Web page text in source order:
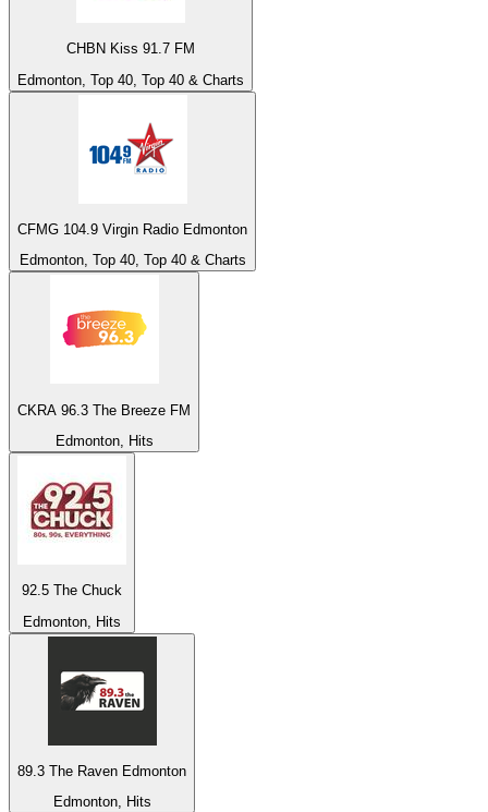
CHBN Kiss 91.7 FM
Edmonton, Top 40, Top 40 & Charts
CFMG 104.9 Virgin Radio Edmonton
Edmonton, Top 40, Top 40 & Charts
CKRA 96.3 The Breeze FM
Edmonton, Hits
92.5 The Chuck
Edmonton, Hits
89.3 The Raven Edmonton
Edmonton, Hits